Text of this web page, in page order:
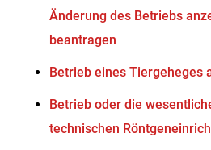
Änderung des Betriebs
beantragen
Betrieb eines Tiergeheges
Betrieb oder die
technischen